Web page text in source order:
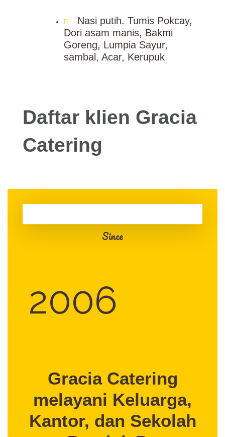
Nasi putih. Tumis Pokcay,
Dori asam manis, Bakmi
Goreng, Lumpia Sayur,
sambal, Acar, Kerupuk
Daftar klien Gracia
Catering
Since
2006
Gracia Catering
melayani Keluarga,
Kantor, dan Sekolah